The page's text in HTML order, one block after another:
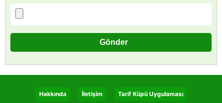
Hakkında İletişim Tarif Küpü Uygulaması